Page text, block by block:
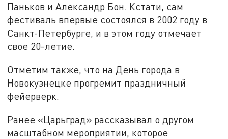
Паньков и Александр Бон. Кстати, сам
фестиваль впервые состоялся в 2002 году в
Санкт-Петербурге, и в этом году отмечает
свое 20-летие.
Отметим также, что на День города в
Новокузнецке прогремит праздничный
фейерверк.
Ранее «Царьград» рассказывал о другом
масштабном мероприятии, которое